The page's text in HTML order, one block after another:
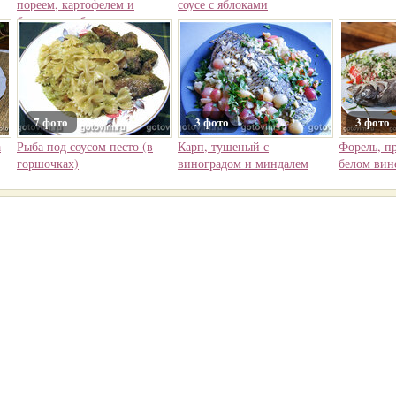
пореем, картофелем и
белыми грибами
соусе с яблоками
7 фото
Рыба под соусом песто (в
горшочках)
3 фото
Карп, тушеный с
виноградом и миндалем
3 фото
Форель,
белом